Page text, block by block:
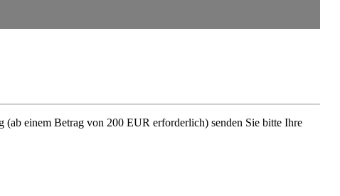
(ab einem Betrag von 200 EUR erfor­derlich) senden Sie bitte Ihre